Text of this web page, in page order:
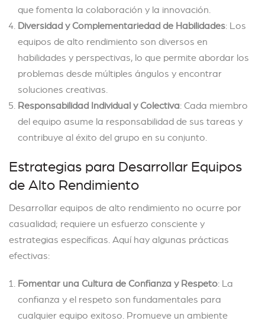
que fomenta la colaboración y la innovación.
Diversidad y Complementariedad de Habilidades: Los
equipos de alto rendimiento son diversos en
habilidades y perspectivas, lo que permite abordar los
problemas desde múltiples ángulos y encontrar
soluciones creativas.
Responsabilidad Individual y Colectiva: Cada miembro
del equipo asume la responsabilidad de sus tareas y
contribuye al éxito del grupo en su conjunto.
Estrategias para Desarrollar Equipos
de Alto Rendimiento
Desarrollar equipos de alto rendimiento no ocurre por
casualidad; requiere un esfuerzo consciente y
estrategias específicas. Aquí hay algunas prácticas
efectivas:
Fomentar una Cultura de Confianza y Respeto: La
confianza y el respeto son fundamentales para
cualquier equipo exitoso. Promueve un ambiente